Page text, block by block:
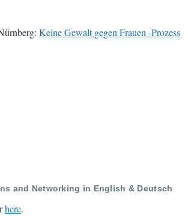
Keine Gewalt gegen Frauen -Prozess
and Networking in English & Deutsch
here.